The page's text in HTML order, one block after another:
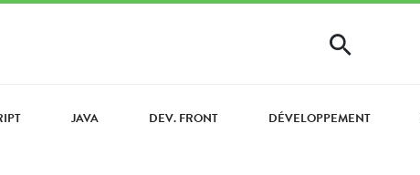
JAVA DEV. FRONT DÉVELOPPEMENT